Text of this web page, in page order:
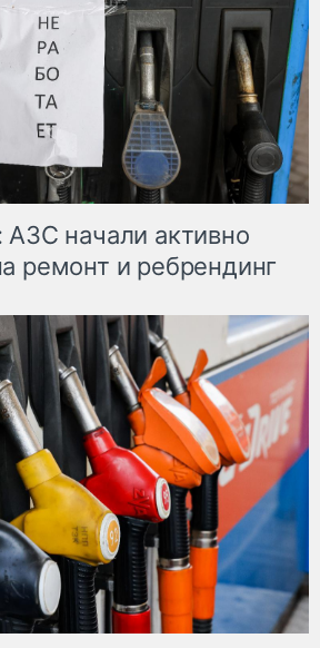
АЗС начали активно
ремонт и ребрендинг